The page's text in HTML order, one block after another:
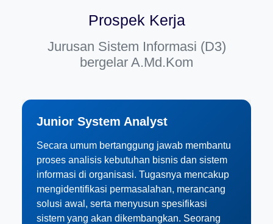
Prospek Kerja
Jurusan Sistem Informasi (D3)
bergelar A.Md.Kom
Junior System Analyst
Secara umum bertanggung jawab membantu
proses analisis kebutuhan bisnis dan sistem
informasi di organisasi. Tugasnya mencakup
mengidentifikasi permasalahan, merancang
solusi awal, serta menyusun spesifikasi
sistem yang akan dikembangkan. Seorang